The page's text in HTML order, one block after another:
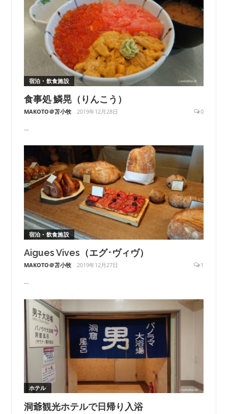
宿泊・飲食施設
食事処 鱗晃（りんこう）
MAKOTO＠苫小牧 2019年12月28日 0
...
宿泊・飲食施設
Aigues Vives（エグ･ヴィヴ）
MAKOTO＠苫小牧 2019年12月27日 1
...
ホテル
洞爺観光ホテルで日帰り入浴